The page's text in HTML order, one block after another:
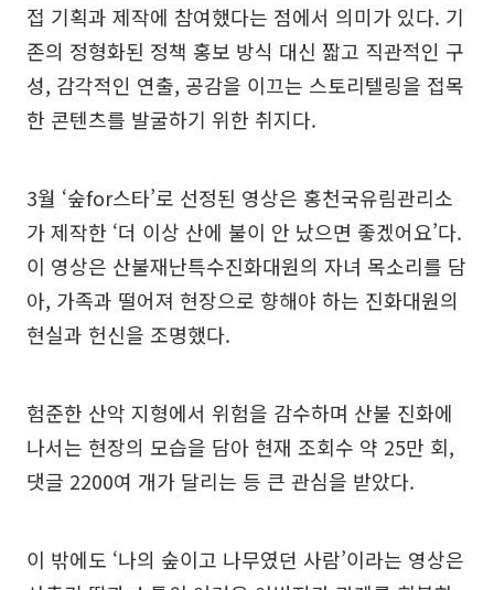
접 기획과 제작에 참여했다는 점에서 의미가 있다. 기
존의 정형화된 정책 홍보 방식 대신 짧고 직관적인 구
성, 감각적인 연출, 공감을 이끄는 스토리텔링을 접목
한 콘텐츠를 발굴하기 위한 취지다.
3월 ‘숲for스타’로 선정된 영상은 홍천국유림관리소
가 제작한 ‘더 이상 산에 불이 안 났으면 좋겠어요’다.
이 영상은 산불재난특수진화대원의 자녀 목소리를 담
아, 가족과 떨어져 현장으로 향해야 하는 진화대원의
현실과 헌신을 조명했다.
험준한 산악 지형에서 위험을 감수하며 산불 진화에
나서는 현장의 모습을 담아 현재 조회수 약 25만 회,
댓글 2200여 개가 달리는 등 큰 관심을 받았다.
이 밖에도 ‘나의 숲이고 나무였던 사람’이라는 영상은